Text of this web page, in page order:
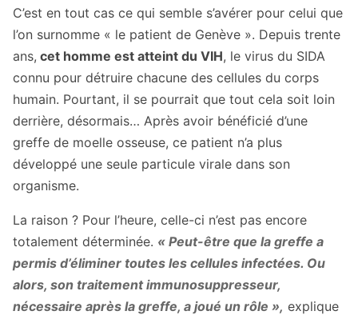
C’est en tout cas ce qui semble s’avérer pour celui que
l’on surnomme « le patient de Genève ». Depuis trente
ans, cet homme est atteint du VIH, le virus du SIDA
connu pour détruire chacune des cellules du corps
humain. Pourtant, il se pourrait que tout cela soit loin
derrière, désormais… Après avoir bénéficié d’une
greffe de moelle osseuse, ce patient n’a plus
développé une seule particule virale dans son
organisme.
La raison ? Pour l’heure, celle-ci n’est pas encore
totalement déterminée. « Peut-être que la greffe a
permis d’éliminer toutes les cellules infectées. Ou
alors, son traitement immunosuppresseur,
nécessaire après la greffe, a joué un rôle », explique